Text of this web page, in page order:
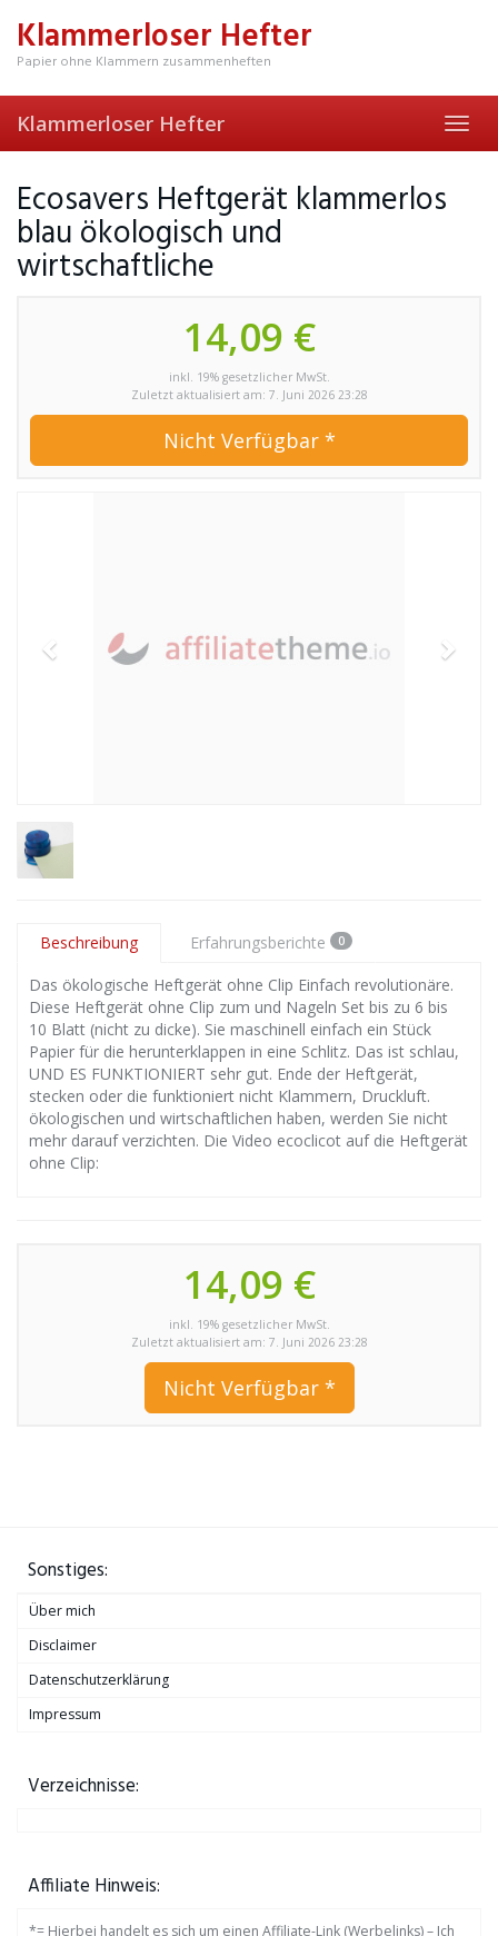
mainKlammerloser Hefter
Papier ohne Klammern zusammenheften
Klammerloser Hefter
Ecosavers Heftgerät klammerlos
blau ökologisch und
wirtschaftliche
14,09 €
inkl. 19% gesetzlicher MwSt.
Zuletzt aktualisiert am: 7. Juni 2026 23:28
Nicht Verfügbar *
Beschreibung Erfahrungsberichte 0
Das ökologische Heftgerät ohne Clip Einfach revolutionäre.
Diese Heftgerät ohne Clip zum und Nageln Set bis zu 6 bis
10 Blatt (nicht zu dicke). Sie maschinell einfach ein Stück
Papier für die herunterklappen in eine Schlitz. Das ist schlau,
UND ES FUNKTIONIERT sehr gut. Ende der Heftgerät,
stecken oder die funktioniert nicht Klammern, Druckluft.
ökologischen und wirtschaftlichen haben, werden Sie nicht
mehr darauf verzichten. Die Video ecoclicot auf die Heftgerät
ohne Clip:
14,09 €
inkl. 19% gesetzlicher MwSt.
Zuletzt aktualisiert am: 7. Juni 2026 23:28
Nicht Verfügbar *
Sonstiges:
Über mich
Disclaimer
Datenschutzerklärung
Impressum
Verzeichnisse:
Affiliate Hinweis:
*= Hierbei handelt es sich um einen Affiliate-Link (Werbelinks) – Ich